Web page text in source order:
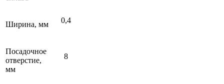
Ширина, мм 0,4
Посадочное
отверстие,
мм
8